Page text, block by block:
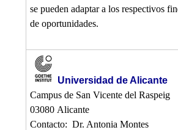
se pueden adaptar a los respectivos
de oportunidades.
Universidad de Alicante
Campus de San Vicente del Raspeig
03080 Alicante
Contacto: Dr. Antonia Montes